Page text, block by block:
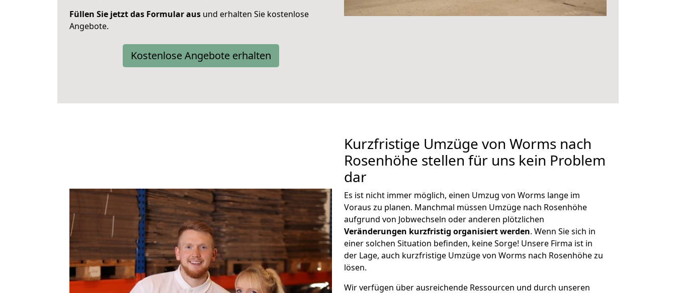
Füllen Sie jetzt das Formular aus und erhalten Sie kostenlose
Angebote.
Kostenlose Angebote erhalten
Kurzfristige Umzüge von Worms nach
Rosenhöhe stellen für uns kein Problem
dar
Es ist nicht immer möglich, einen Umzug von Worms lange im
Voraus zu planen. Manchmal müssen Umzüge nach Rosenhöhe
aufgrund von Jobwechseln oder anderen plötzlichen
Veränderungen kurzfristig organisiert werden. Wenn Sie sich in
einer solchen Situation befinden, keine Sorge! Unsere Firma ist in
der Lage, auch kurzfristige Umzüge von Worms nach Rosenhöhe zu
lösen.
Wir verfügen über ausreichende Ressourcen und durch unseren